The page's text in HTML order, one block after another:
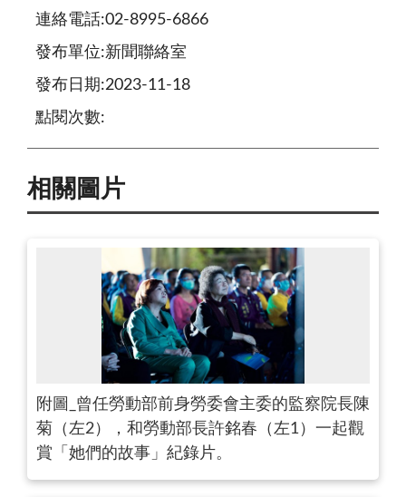
連絡電話:02-8995-6866
發布單位:新聞聯絡室
發布日期:2023-11-18
點閱次數:
相關圖片
附圖_曾任勞動部前身勞委會主委的監察院長陳
菊（左2），和勞動部長許銘春（左1）一起觀
賞「她們的故事」紀錄片。